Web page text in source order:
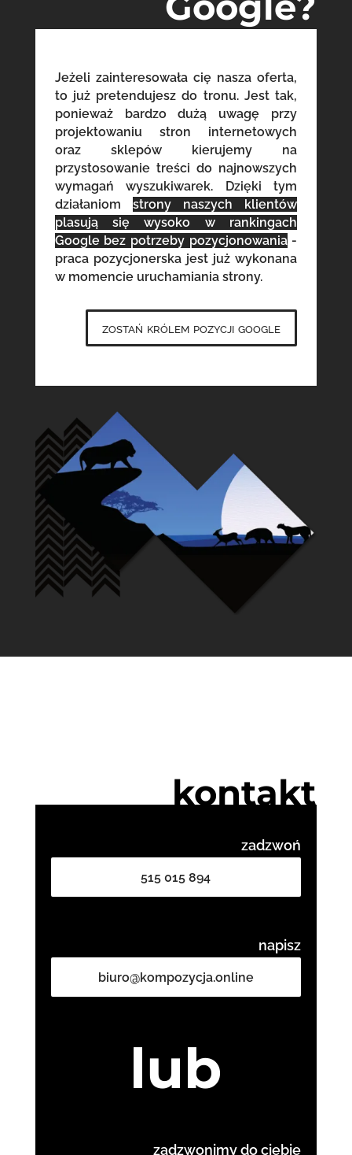
Jeżeli zainteresowała cię nasza oferta,
to już pretendujesz do tronu. Jest tak,
ponieważ bardzo dużą uwagę przy
projektowaniu stron internetowych
oraz sklepów kierujemy na
przystosowanie treści do najnowszych
wymagań wyszukiwarek. Dzięki tym
działaniom strony naszych klientów
plasują się wysoko w rankingach
Google bez potrzeby pozycjonowania-
praca pozycjonerska jest już wykonana
w momencie uruchamiania strony.
zostań królem pozycji google
kontakt
zadzwoń
515 015 894
napisz
biuro@kompozycja.online
lub
zadzwonimy do ciebie